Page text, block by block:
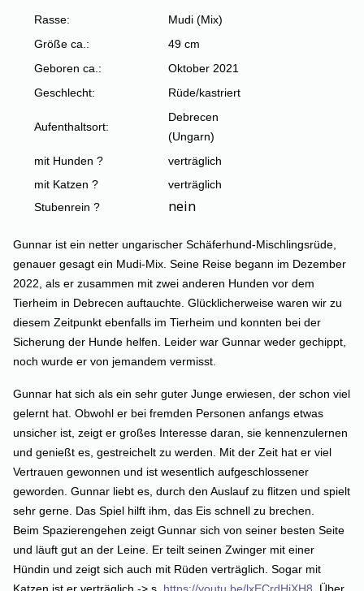
Rasse:
Mudi (Mix)
Größe ca.:
49 cm
Geboren ca.:
Oktober 2021
Geschlecht:
Rüde/kastriert
Aufenthaltsort:
Debrecen
(Ungarn)
mit Hunden ?
verträglich
mit Katzen ?
verträglich
Stubenrein ?
nein
Gunnar ist ein netter ungarischer Schäferhund-Mischlingsrüde,
genauer gesagt ein Mudi-Mix. Seine Reise begann im Dezember
2022, als er zusammen mit zwei anderen Hunden vor dem
Tierheim in Debrecen auftauchte. Glücklicherweise waren wir zu
diesem Zeitpunkt ebenfalls im Tierheim und konnten bei der
Sicherung der Hunde helfen. Leider war Gunnar weder gechippt,
noch wurde er von jemandem vermisst.
Gunnar hat sich als ein sehr guter Junge erwiesen, der schon viel
gelernt hat. Obwohl er bei fremden Personen anfangs etwas
unsicher ist, zeigt er großes Interesse daran, sie kennenzulernen
und genießt es, gestreichelt zu werden. Mit der Zeit hat er viel
Vertrauen gewonnen und ist wesentlich aufgeschlossener
geworden. Gunnar liebt es, durch den Auslauf zu flitzen und spielt
sehr gerne. Das Spiel hilft ihm, das Eis schnell zu brechen.
Beim Spazierengehen zeigt Gunnar sich von seiner besten Seite
und läuft gut an der Leine. Er teilt seinen Zwinger mit einer
Hündin und zeigt sich auch mit Rüden verträglich. Sogar mit
Katzen ist er verträglich -> s. https://youtu.be/lxECrdHjXH8 . Über